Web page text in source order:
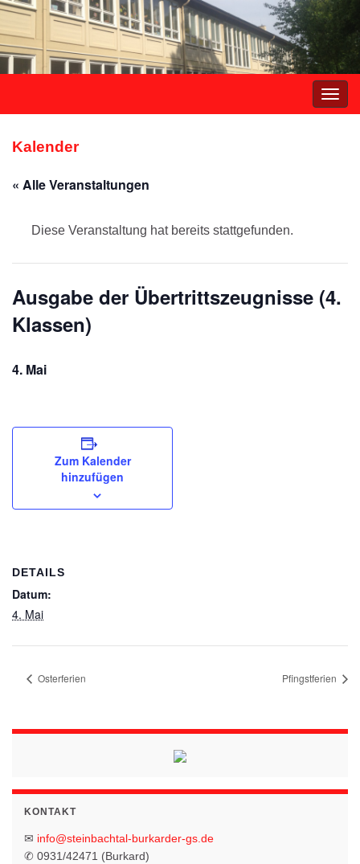
Kalender
« Alle Veranstaltungen
Diese Veranstaltung hat bereits stattgefunden.
Ausgabe der Übertrittszeugnisse (4.
Klassen)
4. Mai
Zum Kalender
hinzufügen
DETAILS
Datum:
4. Mai
Osterferien Pfingstferien
KONTAKT
✉ info@steinbachtal-burkarder-gs.de
✆ 0931/42471 (Burkard)